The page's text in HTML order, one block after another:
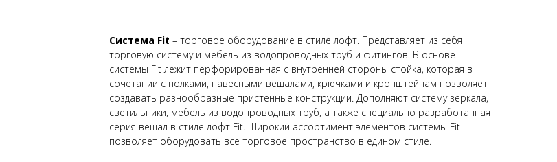
Система Fit – торговое оборудование в стиле лофт. Представляет из себя
торговую систему и мебель из водопроводных труб и фитингов. В основе
системы Fit лежит перфорированная с внутренней стороны стойка, которая в
сочетании с полками, навесными вешалами, крючками и кронштейнам позволяет
создавать разнообразные пристенные конструкции. Дополняют систему зеркала,
светильники, мебель из водопроводных труб, а также специально разработанная
серия вешал в стиле лофт Fit. Широкий ассортимент элементов системы Fit
позволяет оборудовать все торговое пространство в едином стиле.